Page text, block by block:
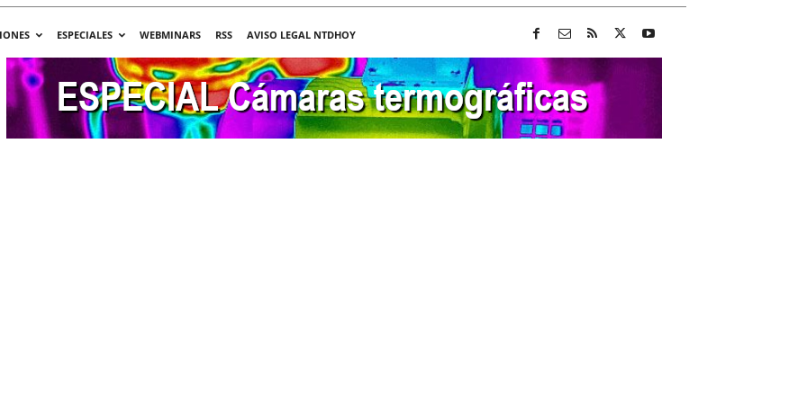
ESPECIALES WEBMINARS RSS
AVISO LEGAL NTDHOY